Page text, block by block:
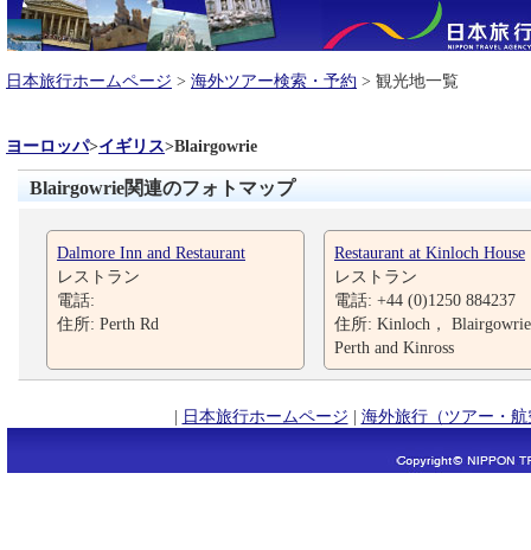
日本旅行ホームページ > 海外ツアー検索・予約 > 観光地一覧
ヨーロッパ>イギリス>Blairgowrie
Blairgowrie関連のフォトマップ
Dalmore Inn and Restaurant
レストラン
電話:
住所: Perth Rd
Restaurant at Kinloch House
レストラン
電話: +44 (0)1250 884237
住所: Kinloch，
Perth and Kinross
| 日本旅行ホームページ | 海外旅行（ツアー・航